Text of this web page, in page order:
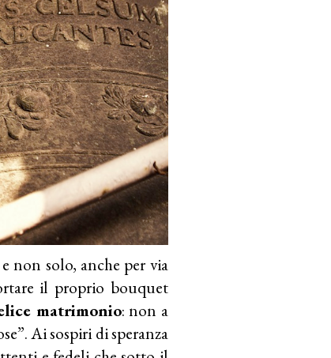
non solo, anche per via
il proprio bouquet
matrimonio: non a
Ai sospiri di speranza